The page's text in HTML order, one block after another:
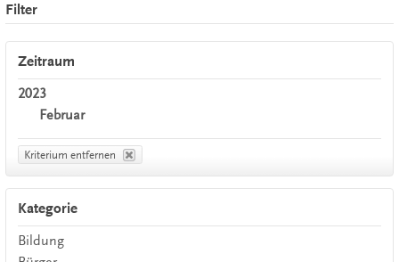
Filter
Zeitraum
2023
Februar
Kriterium entfernen
Kategorie
Bildung